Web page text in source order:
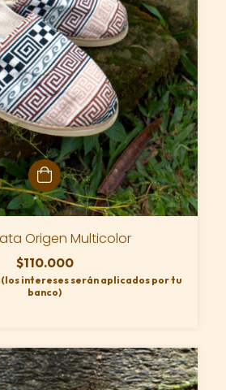
Origen Multicolor
$110.000
(los intereses serán aplicados por tu
banco)